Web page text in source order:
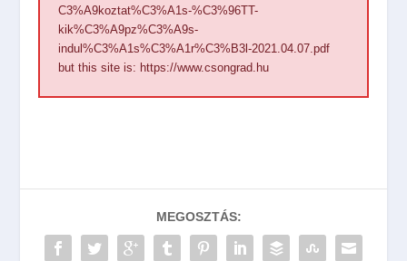
C3%A9koztat%C3%A1s-%C3%96TT-
kik%C3%A9pz%C3%A9s-
indul%C3%A1s%C3%A1r%C3%B3l-2021.04.07.pdf
but this site is: https://www.csongrad.hu
MEGOSZTÁS: